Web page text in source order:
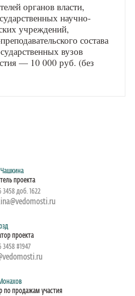
органов власти,
научно-
учреждений,
состава
вузов
— 10 000 руб. (без
проекта
3458 доб. 1622
проекта
3458 #1947
по продажам участия